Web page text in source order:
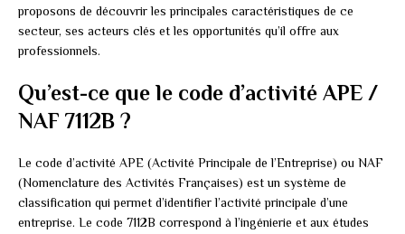
proposons de découvrir les principales caractéristiques de ce
secteur, ses acteurs clés et les opportunités qu’il offre aux
professionnels.
Qu’est-ce que le code d’activité APE /
NAF 7112B ?
Le code d’activité APE (Activité Principale de l’Entreprise) ou NAF
(Nomenclature des Activités Françaises) est un système de
classification qui permet d’identifier l’activité principale d’une
entreprise. Le code 7112B correspond à l’ingénierie et aux études